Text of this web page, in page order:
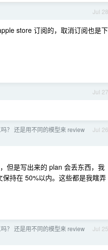
Jul 28
store 订阅的，取消订阅也是下
Jul 27
Jul 26
？ 还是用不同的模型来 review
但是写出来的 plan 会丢东西，我
持在 50%以内。这些都是我瞎弄
Jul 25
？ 还是用不同的模型来 review